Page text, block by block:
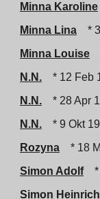
Minna Karoline
Minna Lina
*
Minna Louise
N.N.
* 12 Feb
N.N.
* 28 Apr
N.N.
* 9 Okt
Rozyna
* 18
Simon Adolf
Simon